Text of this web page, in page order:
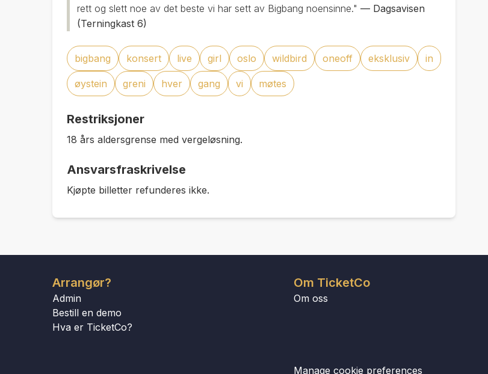
rett og slett noe av det beste vi har sett av Bigbang noensinne." — Dagsavisen
(Terningkast 6)
bigbang konsert live girl oslo wildbird oneoff eksklusiv in
øystein greni hver gang vi møtes
Restriksjoner
18 års aldersgrense med vergeløsning.
Ansvarsfraskrivelse
Kjøpte billetter refunderes ikke.
Arrangør?
Admin
Bestill en demo
Hva er TicketCo?
Om TicketCo
Om oss
Manage cookie preferences